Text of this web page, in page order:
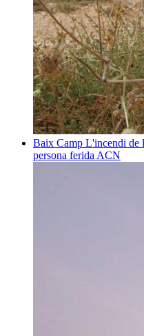
Baix Camp L'incendi de
persona ferida ACN